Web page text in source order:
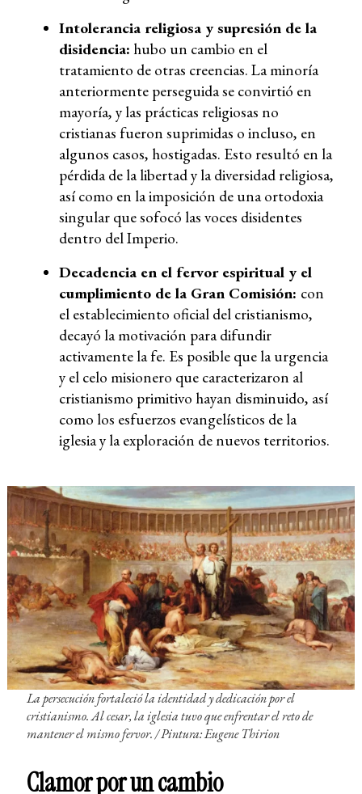
Intolerancia religiosa y supresión de la
disidencia: hubo un cambio en el
tratamiento de otras creencias. La minoría
anteriormente perseguida se convirtió en
mayoría, y las prácticas religiosas no
cristianas fueron suprimidas o incluso, en
algunos casos, hostigadas. Esto resultó en la
pérdida de la libertad y la diversidad religiosa,
así como en la imposición de una ortodoxia
singular que sofocó las voces disidentes
dentro del Imperio.
Decadencia en el fervor espiritual y el
cumplimiento de la Gran Comisión: con
el establecimiento oficial del cristianismo,
decayó la motivación para difundir
activamente la fe. Es posible que la urgencia
y el celo misionero que caracterizaron al
cristianismo primitivo hayan disminuido, así
como los esfuerzos evangelísticos de la
iglesia y la exploración de nuevos territorios.
La persecución fortaleció la identidad y dedicación por el
cristianismo. Al cesar, la iglesia tuvo que enfrentar el reto de
mantener el mismo fervor. /Pintura: Eugene Thirion
Clamor por un cambio